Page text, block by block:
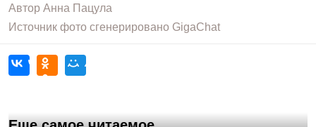
Автор Анна Пацула
Источник фото сгенерировано GigaChat